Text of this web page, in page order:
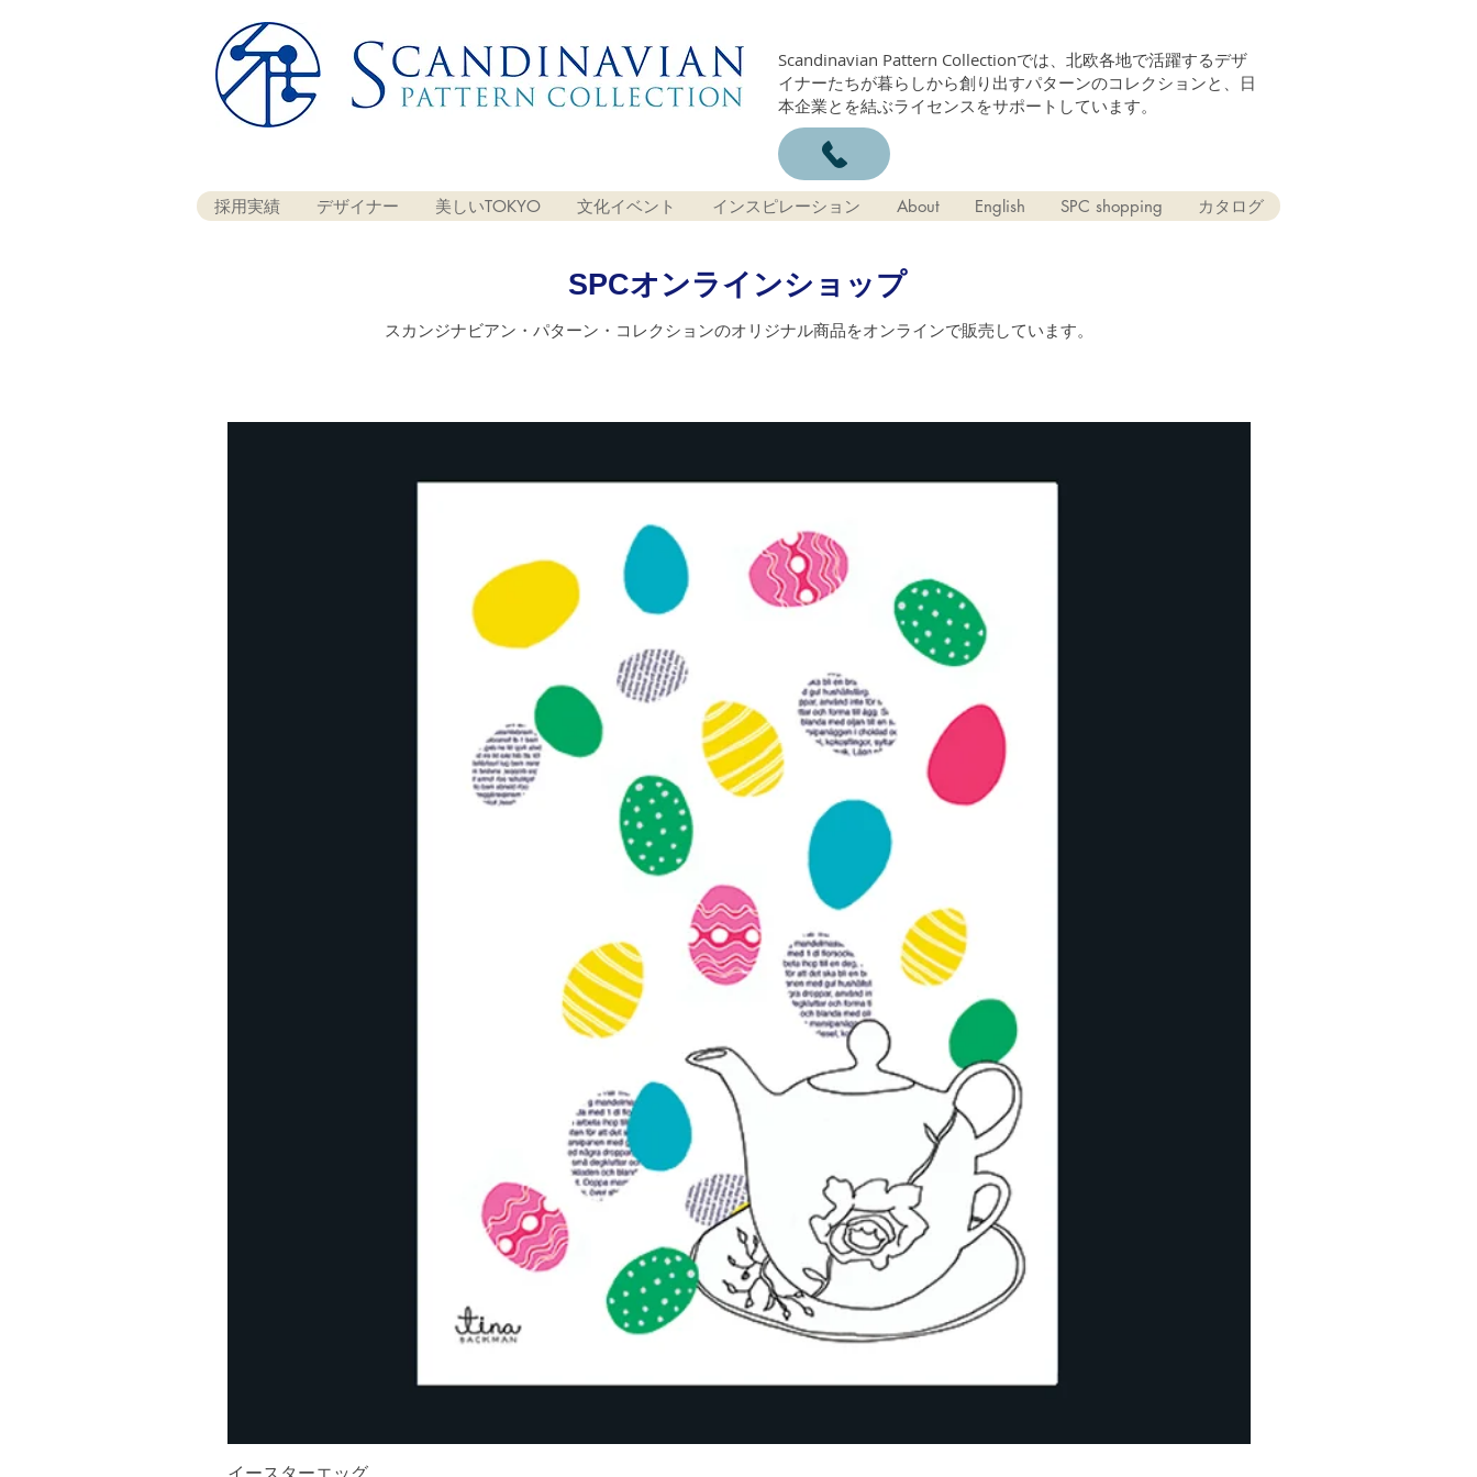
Scandinavian Pattern Collectionでは、北欧各地で活躍するデザ
イナーたちが暮らしから創り出すパターンのコレクションと、日
本企業とを結ぶライセンスをサポートしています。
採用実績 デザイナー 美しいTOKYO 文化イベント インスピレーション About English SPC shopping カタログ
SPCオンラインショップ
スカンジナビアン・パターン・コレクションのオリジナル商品をオンラインで販売しています。